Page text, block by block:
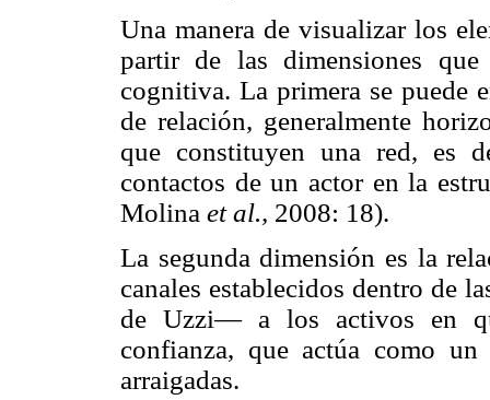
Una manera de visualizar los
partir de las dimensiones
cognitiva. La primera se puede
de relación, generalmente
que constituyen una red, es
contactos de un actor en la
Molina et al., 2008: 18).
La segunda dimensión es la
canales establecidos dentro de
de Uzzi— a los activos en
confianza, que actúa como un
arraigadas.